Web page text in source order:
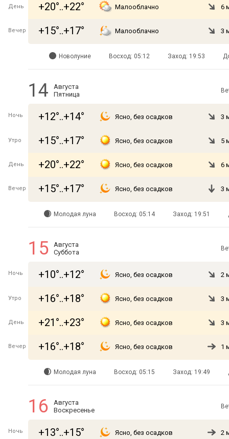
День +20°..+22° Малооблачно 6
Вечер +15°..+17° Малооблачно 3
Новолуние Восход: 05:12 Заход: 19:53
14
Августа
Пятница
Ночь +12°..+14° Ясно, без осадков 3
Утро +15°..+17° Ясно, без осадков 5
День +20°..+22° Ясно, без осадков 6
Вечер +15°..+17° Ясно, без осадков 3
Молодая луна Восход: 05:14 Заход: 19:51
15
Августа
Суббота
Ночь +10°..+12° Ясно, без осадков 2
Утро +16°..+18° Ясно, без осадков 3
День +21°..+23° Ясно, без осадков 3
Вечер +16°..+18° Ясно, без осадков 1
Молодая луна Восход: 05:15 Заход: 19:49
16
Августа
Воскресенье
Ночь +13°..+15° Ясно, без осадков 2